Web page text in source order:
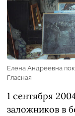
Елена Андреевна
Гласная
1 сентября
заложников в